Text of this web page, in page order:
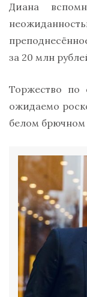
Диана
за 20 млн
Торжество по
ожидаемо
белом брючном